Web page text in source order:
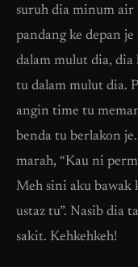
suruh dia minum air
pandang ke depan
dalam mulut dia, dia
tu dalam mulut dia.
angin time tu
benda tu berlakon
marah, “Kau ni
Meh sini aku bawak
ustaz tu”. Nasib dia
sakit. Kehkehkeh!